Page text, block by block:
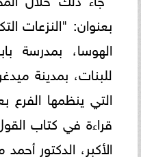
بعنوان: "النزعات
الهوسا، بمدرسة
للبنات، بمدينة
التي ينظمها
قراءة في كتاب
الأكبر، الدكتور